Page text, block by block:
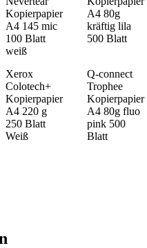
Kopierpapier
A4 145 mic
100 Blatt
weiß
A4 80g
kräftig lila
500 Blatt
Xerox
Colotech+
Kopierpapier
A4 220 g
250 Blatt
Weiß
Q-connect
Trophee
Kopierpapier
A4 80g fluo
pink 500
Blatt